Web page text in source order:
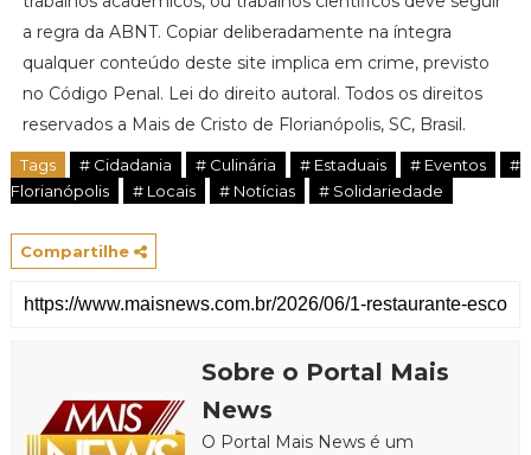
a regra da ABNT. Copiar deliberadamente na íntegra
qualquer conteúdo deste site implica em crime, previsto
no Código Penal. Lei do direito autoral. Todos os direitos
reservados a Mais de Cristo de Florianópolis, SC, Brasil.
Tags # Cidadania # Culinária # Estaduais # Eventos
#
Florianópolis
# Locais # Notícias # Solidariedade
Compartilhe
Sobre o Portal Mais
News
O Portal Mais News é um